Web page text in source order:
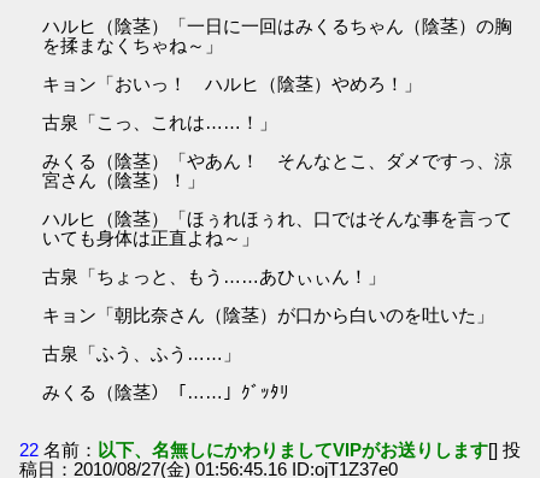
ハルヒ（陰茎）「一日に一回はみくるちゃん（陰茎）の胸
を揉まなくちゃね～」
キョン「おいっ！ ハルヒ（陰茎）やめろ！」
古泉「こっ、これは……！」
みくる（陰茎）「やあん！ そんなとこ、ダメですっ、涼
宮さん（陰茎）！」
ハルヒ（陰茎）「ほぅれほぅれ、口ではそんな事を言って
いても身体は正直よね～」
古泉「ちょっと、もう……あひぃぃん！」
キョン「朝比奈さん（陰茎）が口から白いのを吐いた」
古泉「ふう、ふう……」
みくる（陰茎）「……」ｸﾞｯﾀﾘ
22 名前： 以下、名無しにかわりましてVIPがお送りします[] 投
稿日：2010/08/27(金) 01:56:45.16 ID:ojT1Z37e0